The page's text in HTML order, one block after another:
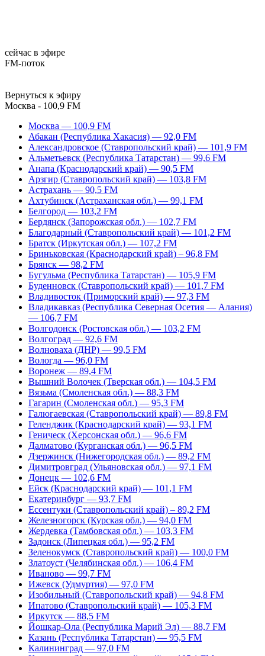
сейчас в эфире
FM-поток
Вернуться к эфиру
Москва - 100,9 FM
Москва — 100,9 FM
Абакан (Республика Хакасия) — 92,0 FM
Александровское (Ставропольский край) — 101,9 FM
Альметьевск (Республика Татарстан) — 99,6 FM
Анапа (Краснодарский край) — 90,5 FM
Арзгир (Ставропольский край) — 103,8 FM
Астрахань — 90,5 FM
Ахтубинск (Астраханская обл.) — 99,1 FM
Белгород — 103,2 FM
Бердянск (Запорожская обл.) — 102,7 FM
Благодарный (Ставропольский край) — 101,2 FM
Братск (Иркутская обл.) — 107,2 FM
Бриньковская (Краснодарский край) – 96,8 FM
Брянск — 98,2 FM
Бугульма (Республика Татарстан) — 105,9 FM
Буденновск (Ставропольский край) — 101,7 FM
Владивосток (Приморский край) — 97,3 FM
Владикавказ (Республика Северная Осетия — Алания)
— 106,7 FM
Волгодонск (Ростовская обл.) — 103,2 FM
Волгоград — 92,6 FM
Волноваха (ДНР) — 99,5 FM
Вологда — 96,0 FM
Воронеж — 89,4 FM
Вышний Волочек (Тверская обл.) — 104,5 FM
Вязьма (Смоленская обл.) — 88,3 FM
Гагарин (Смоленская обл.) — 95,3 FM
Галюгаевская (Ставропольский край) — 89,8 FM
Геленджик (Краснодарский край) — 93,1 FM
Геническ (Херсонская обл.) — 96,6 FM
Далматово (Курганская обл.) — 96,5 FM
Дзержинск (Нижегородская обл.) — 89,2 FM
Димитровград (Ульяновская обл.) — 97,1 FM
Донецк — 102,6 FM
Ейск (Краснодарский край) — 101,1 FM
Екатеринбург — 93,7 FM
Ессентуки (Ставропольский край) – 89,2 FM
Железногорск (Курская обл.) — 94,0 FM
Жердевка (Тамбовская обл.) — 103,3 FM
Задонск (Липецкая обл.) — 95,2 FM
Зеленокумск (Ставропольский край) — 100,0 FM
Златоуст (Челябинская обл.) — 106,4 FM
Иваново — 99,7 FM
Ижевск (Удмуртия) — 97,0 FM
Изобильный (Ставропольский край) — 94,8 FM
Ипатово (Ставропольский край) — 105,3 FM
Иркутск — 88,5 FM
Йошкар-Ола (Республика Марий Эл) — 88,7 FM
Казань (Республика Татарстан) — 95,5 FM
Калининград — 97,0 FM